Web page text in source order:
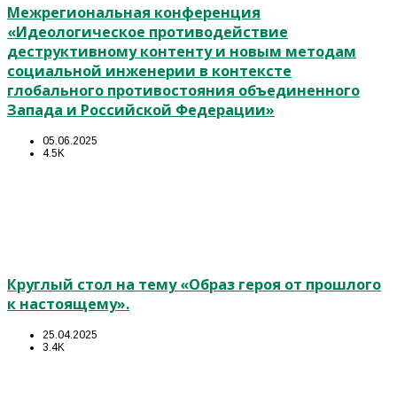
Межрегиональная конференция
«Идеологическое противодействие
деструктивному контенту и новым методам
социальной инженерии в контексте
глобального противостояния объединенного
Запада и Российской Федерации»
05.06.2025
4.5K
Круглый стол на тему «Образ героя от прошлого
к настоящему».
25.04.2025
3.4K